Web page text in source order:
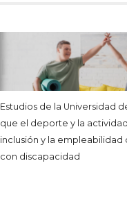
Estudios de la Universidad
que el deporte y la
inclusión y la empleabilidad
con discapacidad